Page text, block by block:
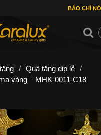
BÁO CHÍ
/ Quà tặng dịp lễ /
vàng – MHK-0011-C18